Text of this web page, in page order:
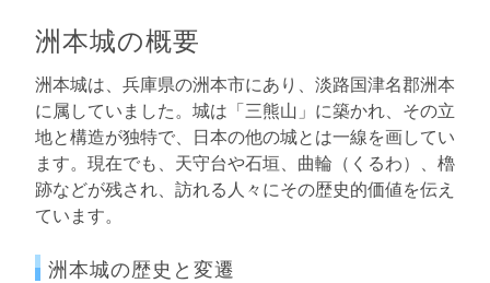
洲本城の概要
洲本城は、兵庫県の洲本市にあり、淡路国津名郡洲本
に属していました。城は「三熊山」に築かれ、その立
地と構造が独特で、日本の他の城とは一線を画してい
ます。現在でも、天守台や石垣、曲輪（くるわ）、櫓
跡などが残され、訪れる人々にその歴史的価値を伝え
ています。
洲本城の歴史と変遷